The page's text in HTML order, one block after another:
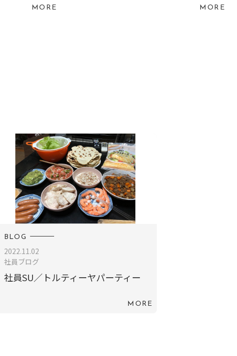
MORE MORE
BLOG
2022.11.02
社員ブログ
社員SU／トルティーヤパーティー
MORE